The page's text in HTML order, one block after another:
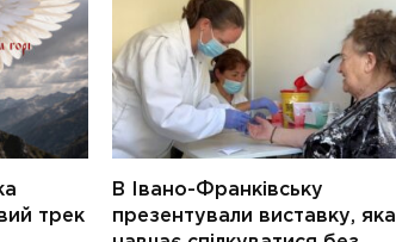
трек
В Івано-Франківську
презентували виставку, яка